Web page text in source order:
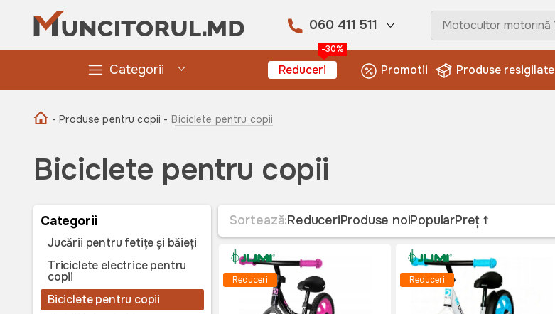
060 411 511
Categorii
-30%
Reduceri Promotii Produse resigilate
- Produse pentru copii - Biciclete pentru copii
Biciclete pentru copii
Categorii
Jucării pentru fetițe și băieți
Triciclete electrice pentru
copii
Biciclete pentru copii
Sortează:ReduceriProduse noiPopularPreț
Reduceri Reduceri